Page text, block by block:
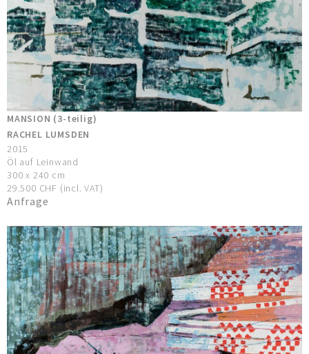
MANSION (3-teilig)
RACHEL LUMSDEN
2015
Öl auf Leinwand
300 x 240 cm
29.500 CHF (incl. VAT)
Anfrage